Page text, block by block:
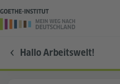
Hallo Arbeitswelt!